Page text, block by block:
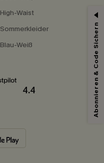
High-Waist
Sommerkleider
Blau-Weiß
4.4 Abonnieren & Code Sichern